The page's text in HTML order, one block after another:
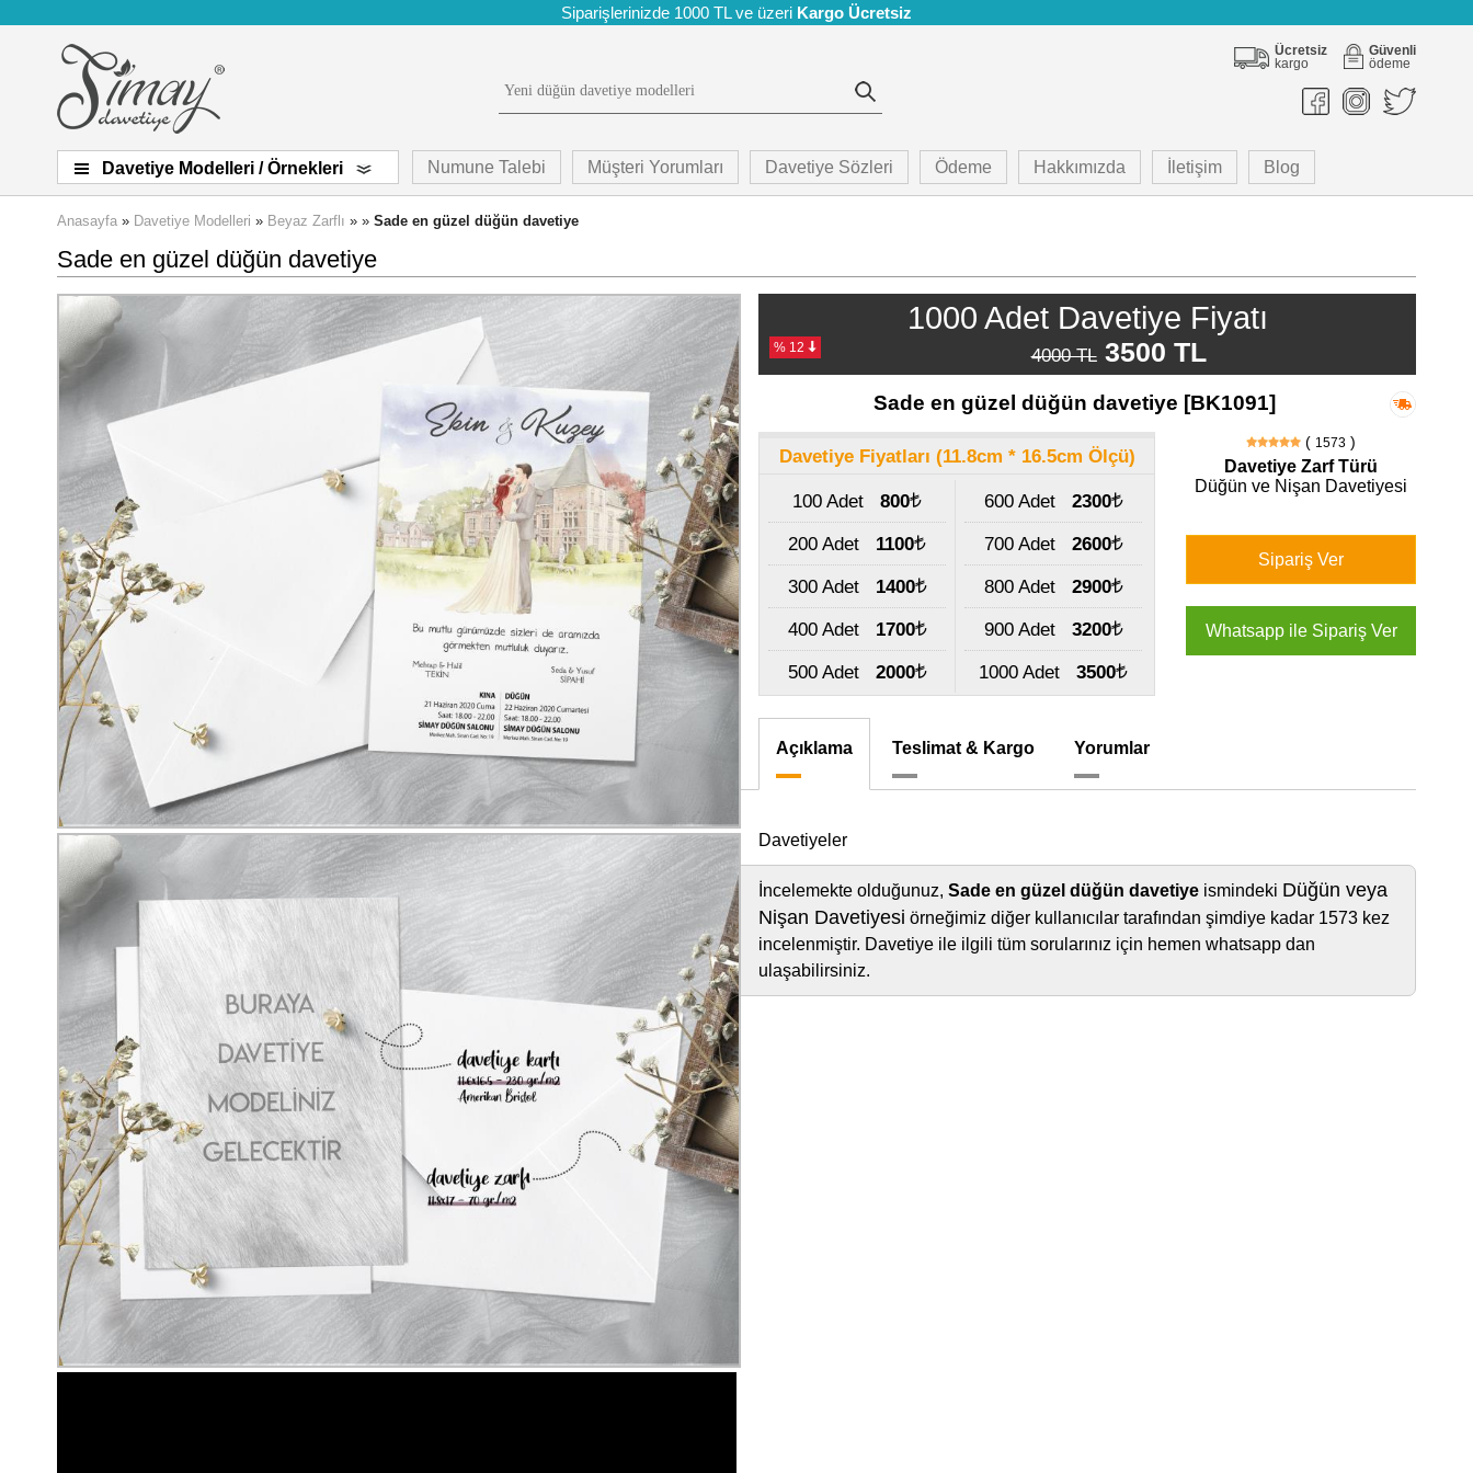
Siparişlerinizde 1000 TL ve üzeri Kargo Ücretsiz
Güvenli
ödeme
Ücretsiz
kargo
Davetiye Modelleri / Örnekleri Numune Talebi Müşteri Yorumları Davetiye Sözleri Ödeme Hakkımızda İletişim Blog
Anasayfa » Davetiye Modelleri » Beyaz Zarflı » » Sade en güzel düğün davetiye
Sade en güzel düğün davetiye
1000 Adet Davetiye Fiyatı
% 12 4000 TL3500 TL
Sade en güzel düğün davetiye [BK1091]
Davetiye Fiyatları (11.8cm * 16.5cm Ölçü)
100 Adet 800
200 Adet 1100
300 Adet 1400
400 Adet 1700
500 Adet 2000
600 Adet 2300
700 Adet 2600
800 Adet 2900
900 Adet 3200
1000 Adet 3500
( 1573 )
Davetiye Zarf Türü
Düğün ve Nişan Davetiyesi
Açıklama Teslimat & Kargo Yorumlar
Davetiyeler
İncelemekte olduğunuz, Sade en güzel düğün davetiye ismindeki Düğün veya
Nişan Davetiyesi örneğimiz diğer kullanıcılar tarafından şimdiye kadar 1573 kez
incelenmiştir. Davetiye ile ilgili tüm sorularınız için hemen whatsapp dan
ulaşabilirsiniz.